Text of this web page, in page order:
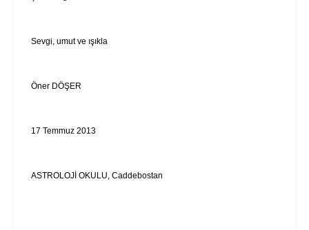
Sevgi, umut ve ışıkla
Öner DÖŞER
17 Temmuz 2013
ASTROLOJİ OKULU, Caddebostan